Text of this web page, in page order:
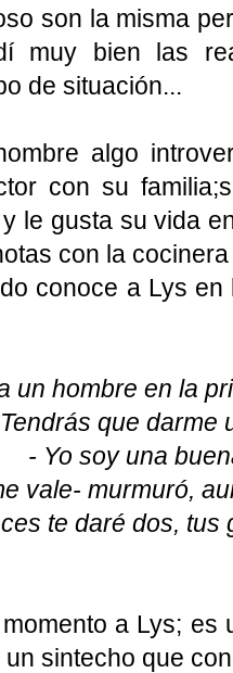
son la misma
muy bien las
de situación...
algo
con su
le gusta su vida
con la
conoce a Lys
un hombre en la
que darme
- Yo soy una
vale- murmuró,
te daré dos, tus
a Lys; es
sintecho que